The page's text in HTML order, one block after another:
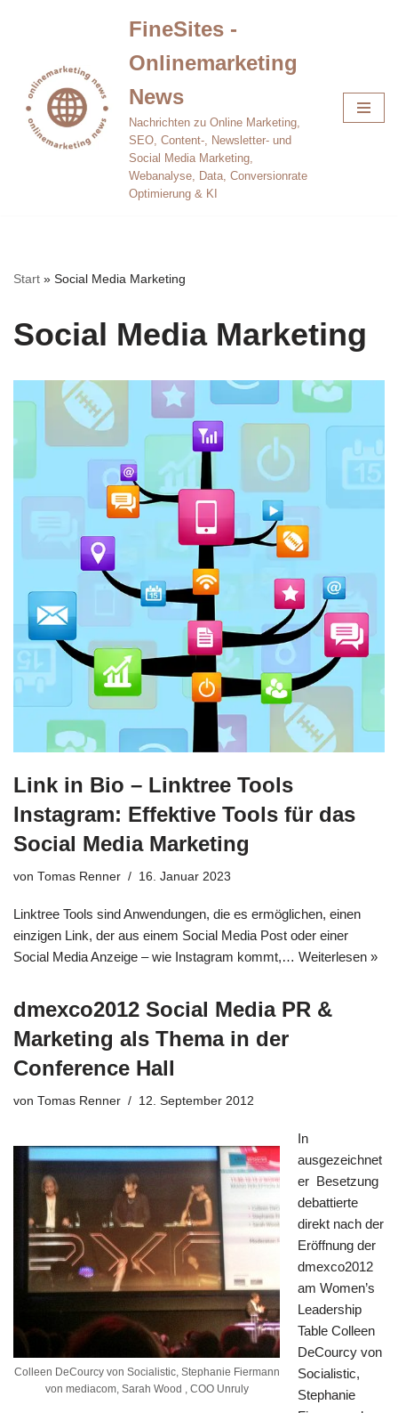
springen
FineSites -
Onlinemarketing
News
Nachrichten zu Online Marketing,
SEO, Content-, Newsletter- und
Social Media Marketing,
Webanalyse, Data, Conversionrate
Optimierung & KI
Start » Social Media Marketing
Social Media Marketing
Link in Bio – Linktree Tools
Instagram: Effektive Tools für das
Social Media Marketing
von Tomas Renner 16. Januar 2023
Linktree Tools sind Anwendungen, die es ermöglichen, einen
einzigen Link, der aus einem Social Media Post oder einer
Social Media Anzeige – wie Instagram kommt,… Weiterlesen »
dmexco2012 Social Media PR &
Marketing als Thema in der
Conference Hall
von Tomas Renner 12. September 2012
Colleen DeCourcy von Socialistic, Stephanie Fiermann
von mediacom, Sarah Wood , COO Unruly
In
ausgezeichnet
er Besetzung
debattierte
direkt nach der
Eröffnung der
dmexco2012
am Women’s
Leadership
Table Colleen
DeCourcy von
Socialistic,
Stephanie